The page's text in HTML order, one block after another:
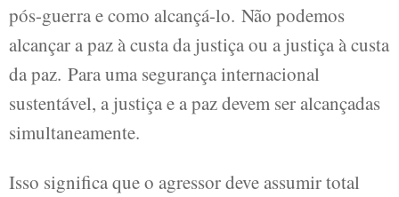
pós-guerra e como alcançá-lo. Não podemos
alcançar a paz à custa da justiça ou a justiça à custa
da paz. Para uma segurança internacional
sustentável, a justiça e a paz devem ser alcançadas
simultaneamente.
Isso significa que o agressor deve assumir total